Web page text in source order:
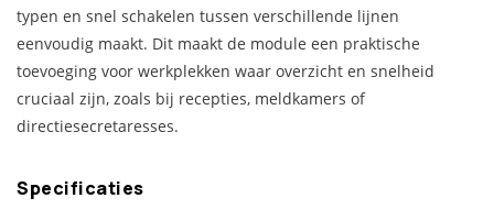
typen en snel schakelen tussen verschillende lijnen
eenvoudig maakt. Dit maakt de module een praktische
toevoeging voor werkplekken waar overzicht en snelheid
cruciaal zijn, zoals bij recepties, meldkamers of
directiesecretaresses.
Specificaties